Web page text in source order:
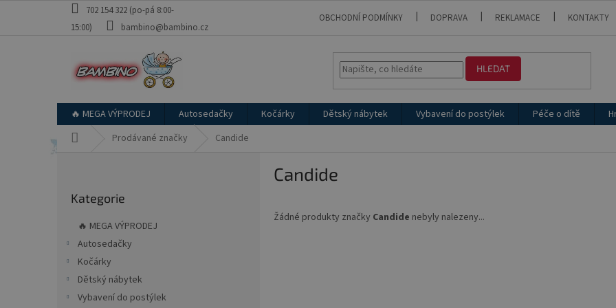
702 154 322 (po-pá 8:00-
15:00)
bambino@bambino.cz
OBCHODNÍ PODMÍNKY DOPRAVA REKLAMACE KONTAKTY
HLEDAT
🔥 MEGA VÝPRODEJ Autosedačky Kočárky Dětský nábytek Vybavení do postýlek Péče o dítě
Prodávané značky Candide
kategorie
Kategorie
🔥 MEGA VÝPRODEJ
Autosedačky
Kočárky
Dětský nábytek
Vybavení do postýlek
Candide
Žádné produkty značky Candide nebyly nalezeny...